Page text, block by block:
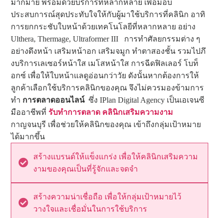
มากมาย พร้อมด้วยบริการที่หลากหลาย เพื่อมอบ
ประสบการณ์สุดประทับใจให้กับผู้มาใช้บริการที่คลินิก อาทิ
การยกกระชับใบหน้าด้วยเทคโนโลยีที่หลากหลาย อย่าง
Ulthera, Thermage, Ultraformer III การทำศัลยกรรมต่าง ๆ
อย่างดึงหน้า เสริมหน้าอก เสริมจมูก ทำตาสองชั้น รวมไปภึ
งบริการเลเซอร์หน้าใส เมโสหน้าใส การฉีดฟิลเลอร์ โบท็
อกซ์ เพื่อให้ใบหน้าแลดูอ่อนกว่าวัย ดังนั้นหากต้องการให้
ลูกค้าเลือกใช้บริการคลินิกของคุณ จึงไม่ควรมองข้ามการ
ทำ การตลาดออนไลน์ซึ่ง IPlan Digital Agency เป็นเอเจนซี
มืออาชีพที่ รับทำการตลาด คลินิกเสริมความงาม
กาญจนบุรี เพื่อช่วยให้คลินิกของคุณ เข้าถึงกลุ่มเป้าหมาย
ได้มากขึ้น
สร้างแบรนด์ให้แข็งแกร่ง เพื่อให้คลินิกเสริมความ
งามของคุณเป็นที่รู้จักและจดจำ
สร้างความน่าเชื่อถือ เพื่อให้กลุ่มเป้าหมายไว้
วางใจและเชื่อมั่นในการใช้บริการ